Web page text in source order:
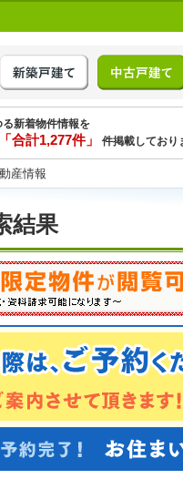
新着物件情報を
合計1,277件」 件掲載しており
産情報
結果